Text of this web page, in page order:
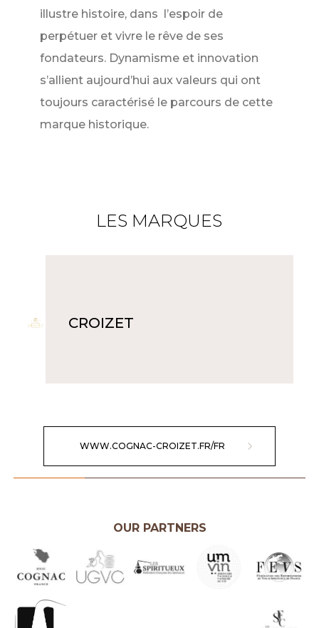
illustre histoire, dans l’espoir de
perpétuer et vivre le rêve de ses
fondateurs. Dynamisme et innovation
s’allient aujourd’hui aux valeurs qui ont
toujours caractérisé le parcours de cette
marque historique.
LES MARQUES
CROIZET
WWW.COGNAC-CROIZET.FR/FR
OUR PARTNERS